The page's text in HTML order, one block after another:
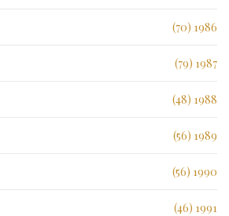
1986 (70)
1987 (79)
1988 (48)
1989 (56)
1990 (56)
1991 (46)